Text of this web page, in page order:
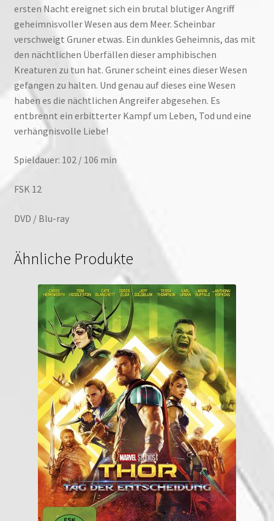
ersten Nacht ereignet sich ein brutal blutiger Angriff
geheimnisvoller Wesen aus dem Meer. Scheinbar
verschweigt Gruner etwas. Ein dunkles Geheimnis, das mit
den nächtlichen Überfällen dieser amphibischen
Kreaturen zu tun hat. Gruner scheint eines dieser Wesen
gefangen zu halten. Und genau auf dieses eine Wesen
haben es die nächtlichen Angreifer abgesehen. Es
entbrennt ein erbitterter Kampf um Leben, Tod und eine
verhängnisvolle Liebe!
Spieldauer: 102 / 106 min
FSK 12
DVD / Blu-ray
Ähnliche Produkte